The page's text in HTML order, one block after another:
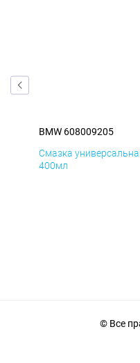
BMW 608009205
Смазка
400мл
© Все